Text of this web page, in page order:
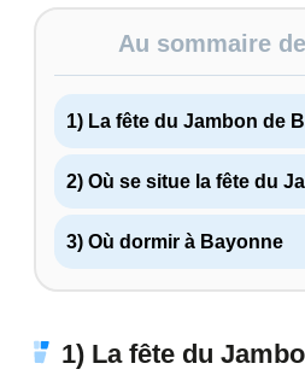
Au sommaire
1) La fête du Jambon de
2) Où se situe la fête du
3) Où dormir à Bayonne
1) La fête du